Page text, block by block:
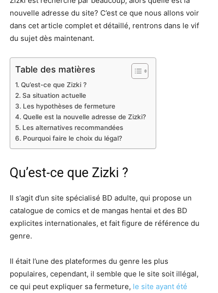
nouvelle adresse du site? C’est ce que nous allons voir
dans cet article complet et détaillé, rentrons dans le vif
du sujet dès maintenant.
Table des matières
Qu’est-ce que Zizki ?
Sa situation actuelle
Les hypothèses de fermeture
Quelle est la nouvelle adresse de Zizki?
Les alternatives recommandées
Pourquoi faire le choix du légal?
Qu’est-ce que Zizki ?
Il s’agit d’un site spécialisé BD adulte, qui propose un
catalogue de comics et de mangas hentai et des BD
explicites internationales, et fait figure de référence du
genre.
Il était l’une des plateformes du genre les plus
populaires, cependant, il semble que le site soit illégal,
ce qui peut expliquer sa fermeture, le site ayant été